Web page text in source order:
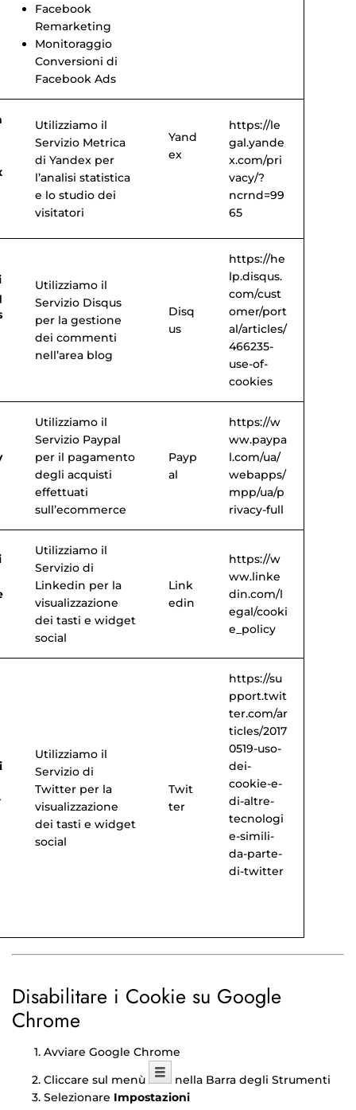
Facebook
Remarketing
Monitoraggio
Conversioni di
Facebook Ads
Utilizziamo il
Servizio Metrica
di Yandex per
l’analisi statistica
e lo studio dei
visitatori
Yand
ex
https://le
gal.yande
x.com/pri
vacy/?
ncrnd=99
65
Utilizziamo il
Servizio Disqus
per la gestione
dei commenti
nell’area blog
Disq
us
https://he
lp.disqus.
com/cust
omer/port
al/articles/
466235-
use-of-
cookies
Utilizziamo il
Servizio Paypal
per il pagamento
degli acquisti
effettuati
sull’ecommerce
Payp
al
https://w
ww.paypa
l.com/ua/
webapps/
mpp/ua/p
rivacy-full
Utilizziamo il
Servizio di
Linkedin per la
visualizzazione
dei tasti e widget
social
Link
edin
https://w
ww.linke
din.com/l
egal/cooki
e_policy
Utilizziamo il
Servizio di
Twitter per la
visualizzazione
dei tasti e widget
social
Twit
ter
https://su
pport.twit
ter.com/ar
ticles/2017
0519-uso-
dei-
cookie-e-
di-altre-
tecnologi
e-simili-
da-parte-
di-twitter
Disabilitare i Cookie su Google
Chrome
Avviare Google Chrome
Cliccare sul menù
nella Barra degli Strumenti
Selezionare Impostazioni